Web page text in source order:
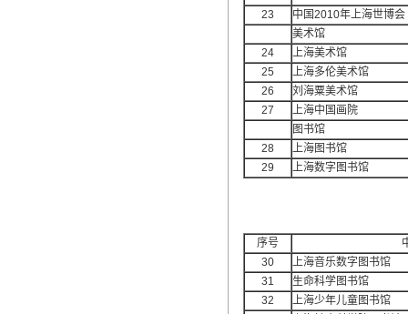
23
中国2010年上海世博会
美术馆
24
上海美术馆
25
上海多伦美术馆
26
刘海粟美术馆
27
上海中国画院
图书馆
28
上海图书馆
29
上海数字图书馆
序号
30
上海音乐数字图书馆
31
生命科学图书馆
32
上海少年儿童图书馆